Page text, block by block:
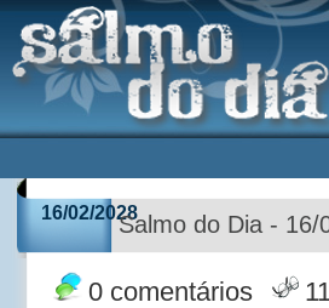
16/02/2028Salmo do Dia - 16/
0 comentários